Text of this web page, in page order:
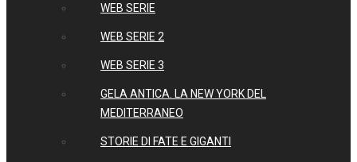
WEB SERIE
WEB SERIE 2
WEB SERIE 3
GELA ANTICA. LA NEW YORK DEL
MEDITERRANEO
STORIE DI FATE E GIGANTI